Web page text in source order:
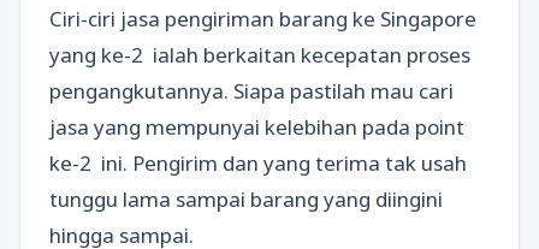
Ciri-ciri jasa pengiriman barang ke Singapore
yang ke-2 ialah berkaitan kecepatan proses
pengangkutannya. Siapa pastilah mau cari
jasa yang mempunyai kelebihan pada point
ke-2 ini. Pengirim dan yang terima tak usah
tunggu lama sampai barang yang diingini
hingga sampai.